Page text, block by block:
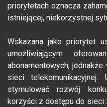
priorytetach oznacza
istniejącej, niekorzystnej
Wskazana jako priorytet
umożliwiającym
abonamentowych,
sieci
stymulować rozwój
korzyści z dostępu do sieci